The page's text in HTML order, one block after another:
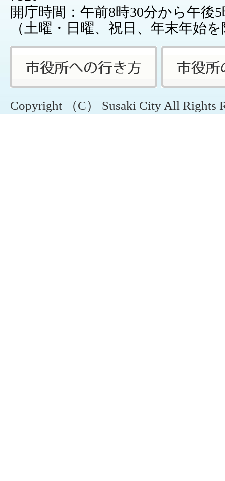
開庁時間：午前8時30分から午後
（土曜・日曜、祝日、年末年始
Copyright （C） Susaki City All Rights